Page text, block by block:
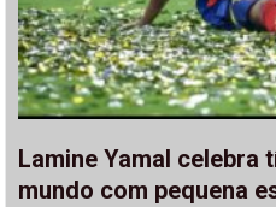
Lamine Yamal celebra
mundo com pequena